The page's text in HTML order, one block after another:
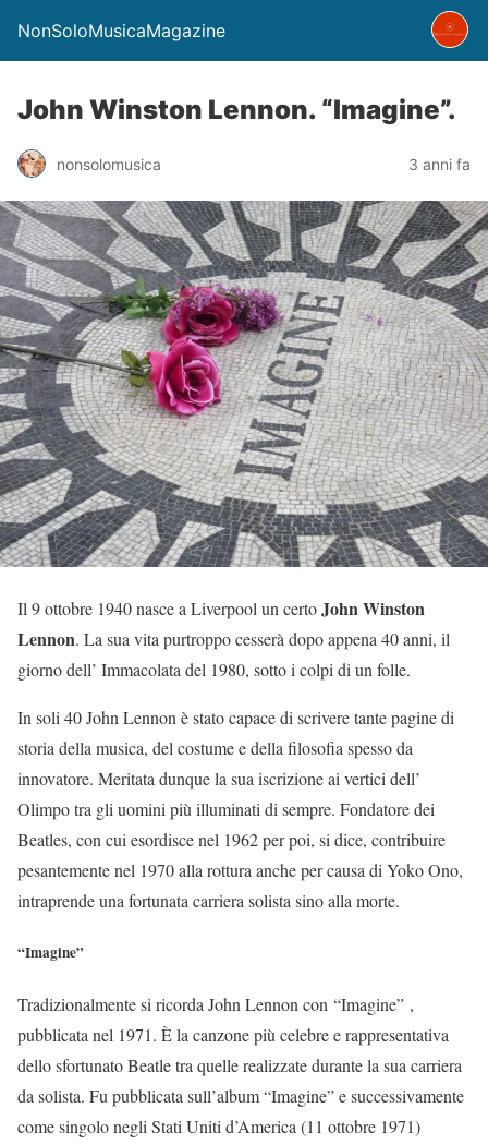
NonSoloMusicaMagazine
John Winston Lennon. “Imagine”.
nonsolomusica 3 anni fa
Il 9 ottobre 1940 nasce a Liverpool un certoJohn Winston
Lennon. La sua vita purtroppo cesserà dopo appena 40 anni, il
giorno dell’ Immacolata del 1980, sotto i colpi di un folle.
In soli 40 John Lennon è stato capace di scrivere tante pagine di
storia della musica, del costume e della filosofia spesso da
innovatore. Meritata dunque la sua iscrizione ai vertici dell’
Olimpo tra gli uomini più illuminati di sempre. Fondatore dei
Beatles, con cui esordisce nel 1962 per poi, si dice, contribuire
pesantemente nel 1970 alla rottura anche per causa di Yoko Ono,
intraprende una fortunata carriera solista sino alla morte.
“Imagine”
Tradizionalmente si ricorda John Lennon con “Imagine” ,
pubblicata nel 1971. È la canzone più celebre e rappresentativa
dello sfortunato Beatle tra quelle realizzate durante la sua carriera
da solista. Fu pubblicata sull’album “Imagine” e successivamente
come singolo negli Stati Uniti d’America (11 ottobre 1971)